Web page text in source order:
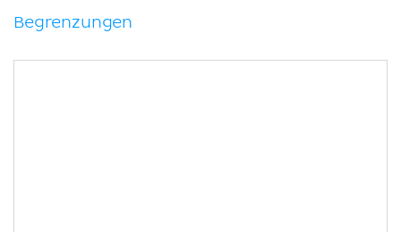
Begrenzungen